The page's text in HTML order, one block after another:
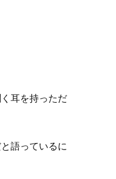
耳を持っただ
語っているに